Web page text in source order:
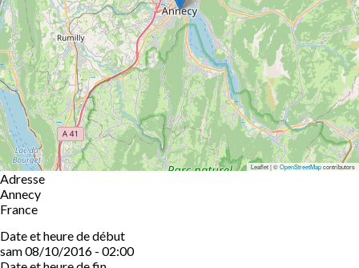
Leaflet | ©OpenStreetMapcontributors
Adresse
Annecy
France
Date et heure de début
sam 08/10/2016 - 02:00